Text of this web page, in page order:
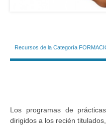
Recursos de la Categoría
Los programas de
dirigidos a los recién